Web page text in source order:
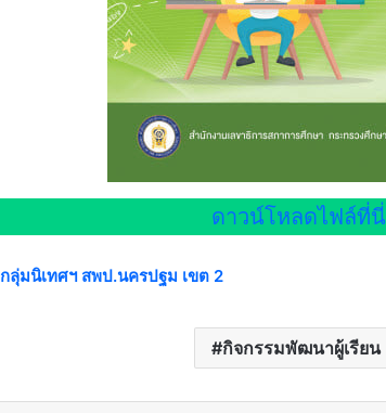
ดาวน์โหลดไฟล์ที่นี่
กลุ่มนิเทศฯ สพป.นครปฐม เขต 2
กิจกรรมพัฒนาผู้เรียน